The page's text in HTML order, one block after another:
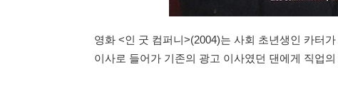
영화 <인 굿 컴퍼니>(2004)는 사회 초년생인 카터
이사로 들어가 기존의 광고 이사였던 댄에게 직업